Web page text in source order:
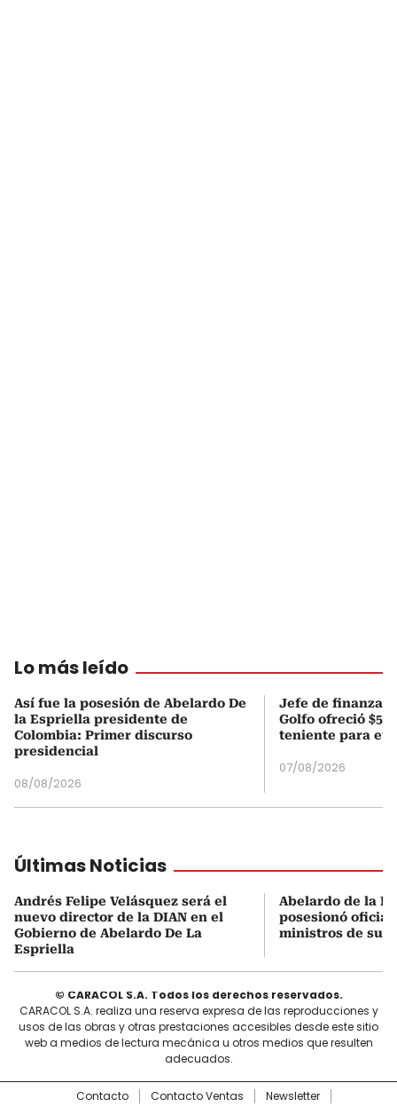
Lo más leído
Así fue la posesión de Abelardo De
la Espriella presidente de
Colombia: Primer discurso
presidencial
08/08/2026
Jefe de finanzas
Golfo ofreció
teniente para
07/08/2026
Últimas Noticias
Andrés Felipe Velásquez será el
nuevo director de la DIAN en el
Gobierno de Abelardo De La
Espriella
Abelardo de la
posesionó
ministros de su
© CARACOL S.A. Todos los derechos reservados.
CARACOL S.A. realiza una reserva expresa de las reproducciones y
usos de las obras y otras prestaciones accesibles desde este sitio
web a medios de lectura mecánica u otros medios que resulten
adecuados.
Contacto Contacto Ventas Newsletter